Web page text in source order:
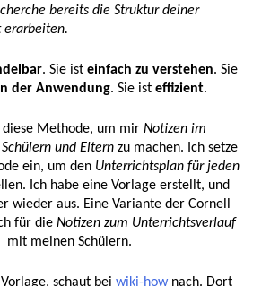
bereits die Struktur deiner
erarbeiten.
. Sie ist einfach zu verstehen. Sie
der Anwendung. Sie ist effizient.
diese Methode, um mir Notizen im
und Elternzu machen. Ich setze
ein, um den Unterrichtsplan für jeden
Ich habe eine Vorlage erstellt, und
wieder aus. Eine Variante der Cornell
für die Notizen zum Unterrichtsverlauf
mit meinen Schülern.
schaut bei wiki-hownach. Dort